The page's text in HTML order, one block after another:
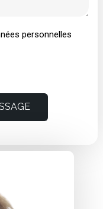
personnelles